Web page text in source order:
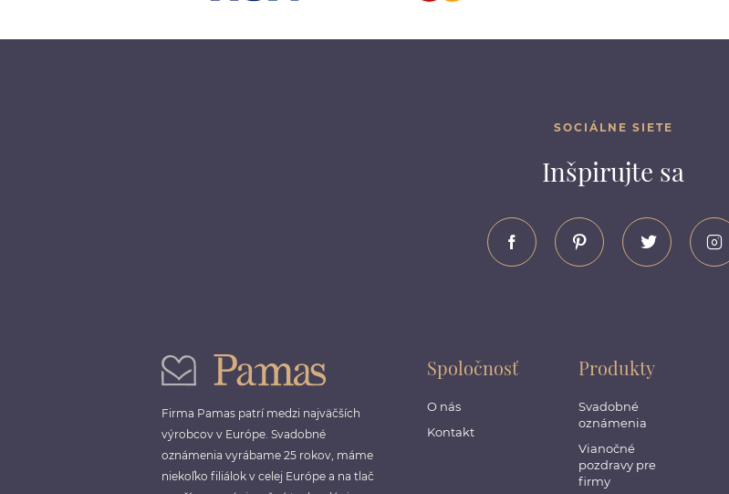
SOCIÁLNE SIETE
Inšpirujte sa
Firma Pamas patrí medzi najväčších
výrobcov v Európe. Svadobné
oznámenia vyrábame 25 rokov, máme
niekoľko filiálok v celej Európe a na tlač
Spoločnosť
O nás
Kontakt
Produkty
Svadobné
oznámenia
Vianočné
pozdravy pre
firmy